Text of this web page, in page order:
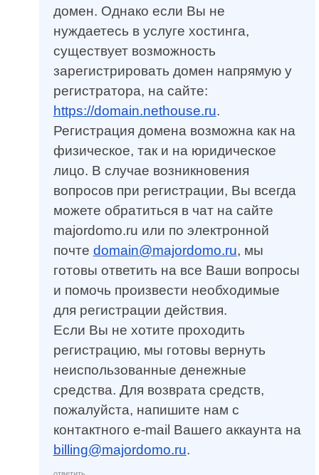
домен. Однако если Вы не
нуждаетесь в услуге хостинга,
существует возможность
зарегистрировать домен напрямую у
регистратора, на сайте:
https://domain.nethouse.ru.
Регистрация домена возможна как на
физическое, так и на юридическое
лицо. В случае возникновения
вопросов при регистрации, Вы всегда
можете обратиться в чат на сайте
majordomo.ru или по электронной
почте domain@majordomo.ru, мы
готовы ответить на все Ваши вопросы
и помочь произвести необходимые
для регистрации действия.
Если Вы не хотите проходить
регистрацию, мы готовы вернуть
неиспользованные денежные
средства. Для возврата средств,
пожалуйста, напишите нам с
контактного e-mail Вашего аккаунта на
billing@majordomo.ru.